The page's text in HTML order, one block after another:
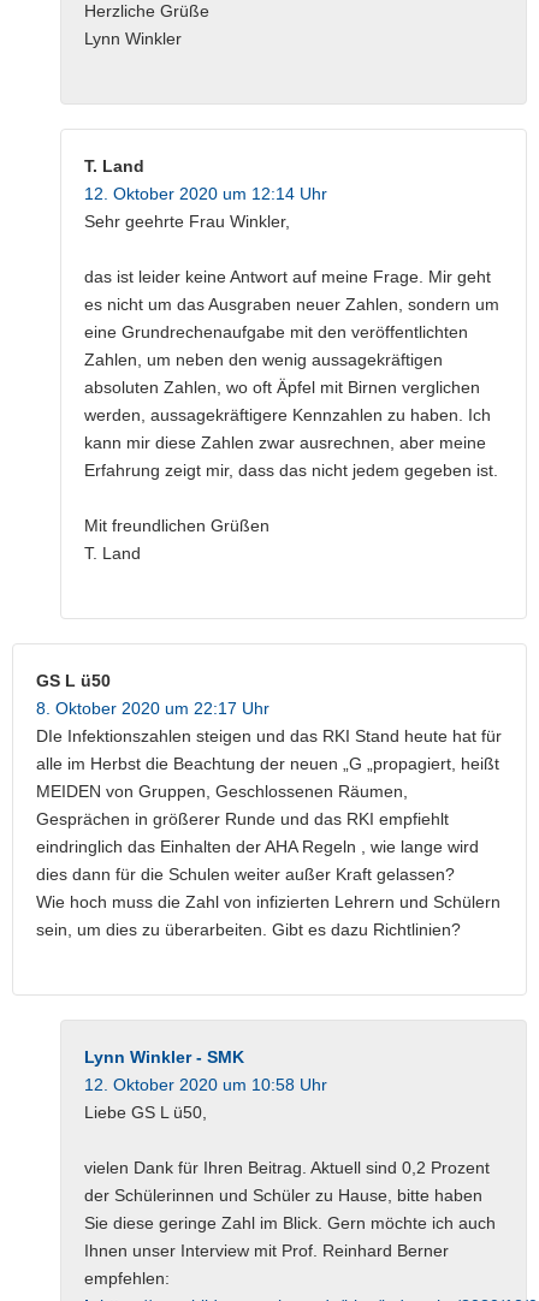
Herzliche Grüße
Lynn Winkler
T. Land
12. Oktober 2020 um 12:14 Uhr
Sehr geehrte Frau Winkler,
das ist leider keine Antwort auf meine Frage. Mir geht
es nicht um das Ausgraben neuer Zahlen, sondern um
eine Grundrechenaufgabe mit den veröffentlichten
Zahlen, um neben den wenig aussagekräftigen
absoluten Zahlen, wo oft Äpfel mit Birnen verglichen
werden, aussagekräftigere Kennzahlen zu haben. Ich
kann mir diese Zahlen zwar ausrechnen, aber meine
Erfahrung zeigt mir, dass das nicht jedem gegeben ist.
Mit freundlichen Grüßen
T. Land
GS L ü50
8. Oktober 2020 um 22:17 Uhr
DIe Infektionszahlen steigen und das RKI Stand heute hat für
alle im Herbst die Beachtung der neuen „G „propagiert, heißt
MEIDEN von Gruppen, Geschlossenen Räumen,
Gesprächen in größerer Runde und das RKI empfiehlt
eindringlich das Einhalten der AHA Regeln , wie lange wird
dies dann für die Schulen weiter außer Kraft gelassen?
Wie hoch muss die Zahl von infizierten Lehrern und Schülern
sein, um dies zu überarbeiten. Gibt es dazu Richtlinien?
Lynn Winkler - SMK
12. Oktober 2020 um 10:58 Uhr
Liebe GS L ü50,
vielen Dank für Ihren Beitrag. Aktuell sind 0,2 Prozent
der Schülerinnen und Schüler zu Hause, bitte haben
Sie diese geringe Zahl im Blick. Gern möchte ich auch
Ihnen unser Interview mit Prof. Reinhard Berner
empfehlen: